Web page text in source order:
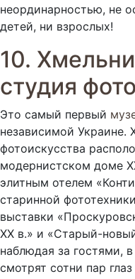
неординарностью, не
детей, ни взрослых!
10.
студия
Это самый первый
независимой Украине.
фотоискусства
модернистском доме
элитным отелем
старинной
выставки
XX в.» и «Старый-
наблюдая за гостями,
смотрят сотни пар